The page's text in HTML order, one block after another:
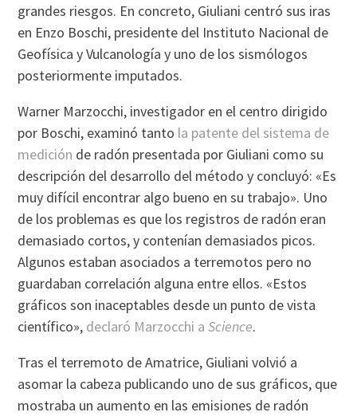
grandes riesgos. En concreto, Giuliani centró sus iras
en Enzo Boschi, presidente del Instituto Nacional de
Geofísica y Vulcanología y uno de los sismólogos
posteriormente imputados.
Warner Marzocchi, investigador en el centro dirigido
por Boschi, examinó tanto la patente del sistema de
medición de radón presentada por Giuliani como su
descripción del desarrollo del método y concluyó: «Es
muy difícil encontrar algo bueno en su trabajo». Uno
de los problemas es que los registros de radón eran
demasiado cortos, y contenían demasiados picos.
Algunos estaban asociados a terremotos pero no
guardaban correlación alguna entre ellos. «Estos
gráficos son inaceptables desde un punto de vista
científico», declaró Marzocchi aScience.
Tras el terremoto de Amatrice, Giuliani volvió a
asomar la cabeza publicando uno de sus gráficos, que
mostraba un aumento en las emisiones de radón